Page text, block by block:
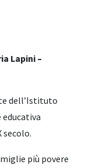
Lapini –
dell’Istituto
più povere